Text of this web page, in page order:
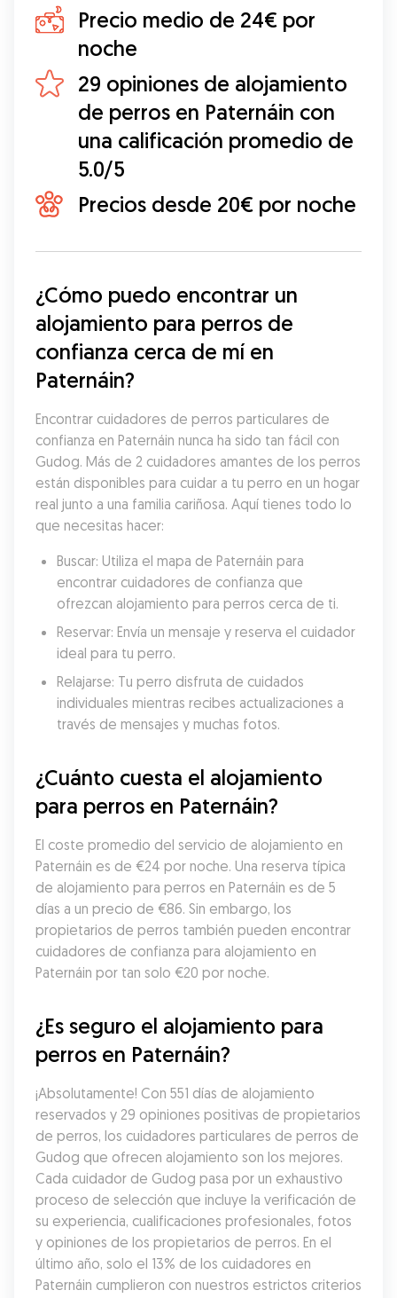
Precio medio de 24€ por
noche
29 opiniones de alojamiento
de perros en Paternáin con
una calificación promedio de
5.0/5
Precios desde 20€ por noche
¿Cómo puedo encontrar un
alojamiento para perros de
confianza cerca de mí en
Paternáin?
Encontrar cuidadores de perros particulares de
confianza en Paternáin nunca ha sido tan fácil con
Gudog. Más de 2 cuidadores amantes de los perros
están disponibles para cuidar a tu perro en un hogar
real junto a una familia cariñosa. Aquí tienes todo lo
que necesitas hacer:
Buscar: Utiliza el mapa de Paternáin para
encontrar cuidadores de confianza que
ofrezcan alojamiento para perros cerca de ti.
Reservar: Envía un mensaje y reserva el cuidador
ideal para tu perro.
Relajarse: Tu perro disfruta de cuidados
individuales mientras recibes actualizaciones a
través de mensajes y muchas fotos.
¿Cuánto cuesta el alojamiento
para perros en Paternáin?
El coste promedio del servicio de alojamiento en
Paternáin es de €24 por noche. Una reserva típica
de alojamiento para perros en Paternáin es de 5
días a un precio de €86. Sin embargo, los
propietarios de perros también pueden encontrar
cuidadores de confianza para alojamiento en
Paternáin por tan solo €20 por noche.
¿Es seguro el alojamiento para
perros en Paternáin?
¡Absolutamente! Con 551 días de alojamiento
reservados y 29 opiniones positivas de propietarios
de perros, los cuidadores particulares de perros de
Gudog que ofrecen alojamiento son los mejores.
Cada cuidador de Gudog pasa por un exhaustivo
proceso de selección que incluye la verificación de
su experiencia, cualificaciones profesionales, fotos
y opiniones de los propietarios de perros. En el
último año, solo el 13% de los cuidadores en
Paternáin cumplieron con nuestros estrictos criterios